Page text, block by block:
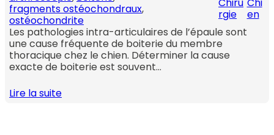
fragments ostéochondraux,
ostéochondrite
rgie
en
Les pathologies intra-articulaires de l’épaule sont
une cause fréquente de boiterie du membre
thoracique chez le chien. Déterminer la cause
exacte de boiterie est souvent…
Lire la suite